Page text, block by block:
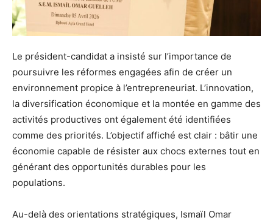
Le président-candidat a insisté sur l’importance de
poursuivre les réformes engagées afin de créer un
environnement propice à l’entrepreneuriat. L’innovation,
la diversification économique et la montée en gamme des
activités productives ont également été identifiées
comme des priorités. L’objectif affiché est clair : bâtir une
économie capable de résister aux chocs externes tout en
générant des opportunités durables pour les
populations.
Au-delà des orientations stratégiques, Ismaïl Omar